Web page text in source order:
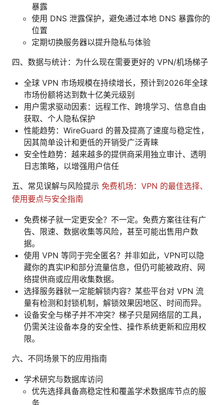
暴露
使用 DNS 泄露保护，避免通过本地 DNS 暴露你的
位置
定期切换服务器以提升隐私与体验
四、数据与统计：为什么现在需要更好的 VPN/机场梯子
全球 VPN 市场规模在持续增长，预计到2026年全球
市场份额将达到数十亿美元级别
用户需求驱动因素：远程工作、跨境学习、信息自由
获取、个人隐私保护
性能趋势：WireGuard 的普及提高了速度与稳定性，
因其简单设计和更低的开销受广泛青睐
安全性趋势：越来越多的提供商采用独立审计、透明
日志策略，以增强用户信任
五、常见误解与风险提示 免费机场：VPN 的最佳选择、
使用要点与安全指南
免费梯子就一定更安全？不一定。免费方案往往有广
告、限速、数据收集等风险，甚至可能出售用户数
据。
使用 VPN 等同于完全匿名？并非如此，VPN可以隐
藏你的真实IP和部分流量信息，但仍可能被政府、网
络提供商或应用收集数据。
选择服务器就一定能解锁内容？某些平台对 VPN 流
量有检测和封锁机制，解锁效果因地区、时间而异。
设备安全与梯子并不冲突？梯子只是网络层的工具，
仍需关注设备本身的安全性、操作系统更新和应用权
限。
六、不同场景下的应用指南
学术研究与数据库访问
优先选择具备高稳定性和覆盖学术数据库节点的服
务